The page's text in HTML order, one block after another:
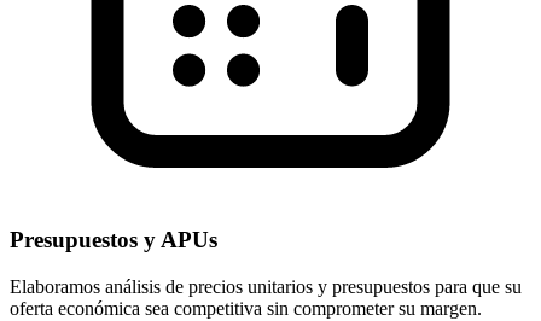
Presupuestos y APUs
Elaboramos análisis de precios unitarios y presupuestos para que su
oferta económica sea competitiva sin comprometer su margen.